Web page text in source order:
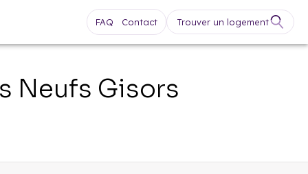
FAQ Contact Trouver un logement
Neufs Gisors